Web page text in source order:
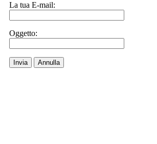
La tua E-mail:
Oggetto:
Invia Annulla